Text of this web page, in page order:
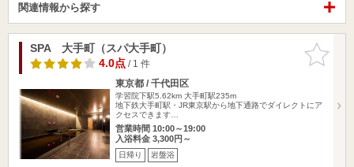
関連情報から探す
お気に入
りに追加
SPA 大手町（スパ大手町）
4.0点/ 1 件
東京都 / 千代田区
学習院下駅5.62km 大手町駅235m
地下鉄大手町駅・JR東京駅から地下通路でダイレクトにア
クセスできます…
営業時間 10:00～19:00
入浴料金 3,300円～
日帰り 岩盤浴